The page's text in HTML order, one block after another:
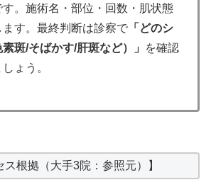
。施術名・部位・回数・肌状態
す。最終判断は診察で 「どのシ
斑/そばかす/肝斑など）」
を確認
ょう。
ス根拠（大手3院：参照元）】